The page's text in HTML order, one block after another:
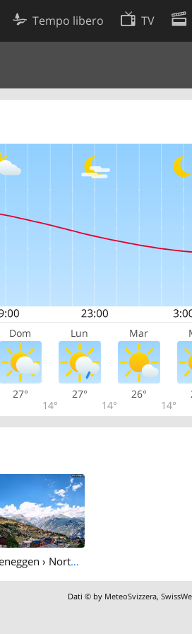
Tempo libero TV
Dom Lun Mar
27°
14°
27°
14°
26°
14°
Zeneggen › North-east: Bietschhorn
Dati © by MeteoSvizzera,
Preferenze cookie